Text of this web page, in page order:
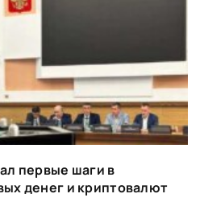
первые шаги в
денег и криптовалют